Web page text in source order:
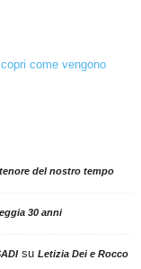
come vengono
del nostro tempo
30 anni
su Letizia Dei e Rocco